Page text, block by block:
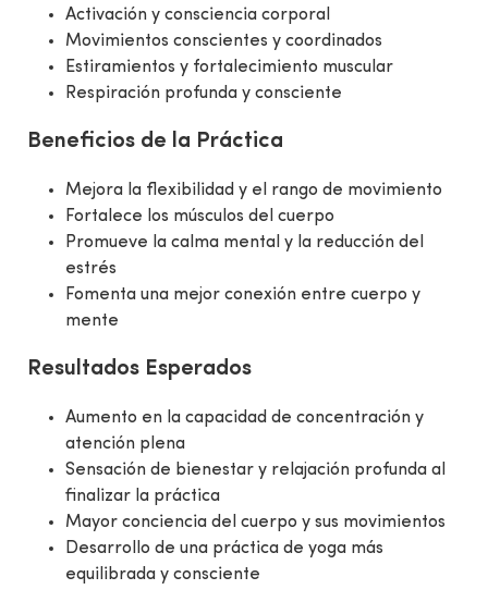
Activación y consciencia corporal
Movimientos conscientes y coordinados
Estiramientos y fortalecimiento muscular
Respiración profunda y consciente
Beneficios de la Práctica
Mejora la flexibilidad y el rango de movimiento
Fortalece los músculos del cuerpo
Promueve la calma mental y la reducción del
estrés
Fomenta una mejor conexión entre cuerpo y
mente
Resultados Esperados
Aumento en la capacidad de concentración y
atención plena
Sensación de bienestar y relajación profunda al
finalizar la práctica
Mayor conciencia del cuerpo y sus movimientos
Desarrollo de una práctica de yoga más
equilibrada y consciente